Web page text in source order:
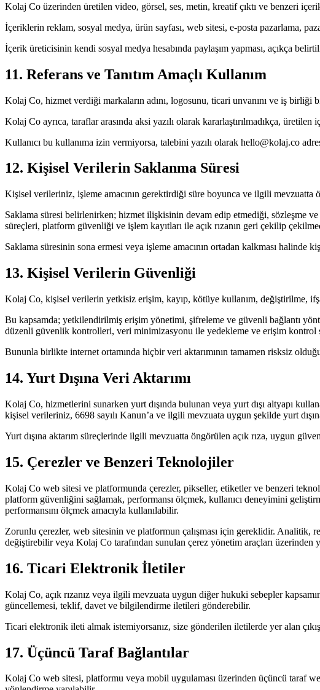
Kolaj Co üzerinden üretilen video, görsel, ses, metin, kreatif çıktı ve benzeri
İçeriklerin reklam, sosyal medya, ürün sayfası, web sitesi, e-posta pazarlama,
İçerik üreticisinin kendi sosyal medya hesabında paylaşım yapması, açıkça
11. Referans ve Tanıtım Amaçlı Kullanım
Kolaj Co, hizmet verdiği markaların adını, logosunu, ticari unvanını ve iş
Kolaj Co ayrıca, taraflar arasında aksi yazılı olarak kararlaştırılmadıkça,
Kullanıcı bu kullanıma izin vermiyorsa, talebini yazılı olarak hello@kolaj.co
12. Kişisel Verilerin Saklanma Süresi
Kişisel verileriniz, işleme amacının gerektirdiği süre boyunca ve ilgili mevzuatta
Saklama süresi belirlenirken; hizmet ilişkisinin devam edip etmediği, sözleşme
süreçleri, platform güvenliği ve işlem kayıtları ile açık rızanın geri çekilip
Saklama süresinin sona ermesi veya işleme amacının ortadan kalkması
13. Kişisel Verilerin Güvenliği
Kolaj Co, kişisel verilerin yetkisiz erişim, kayıp, kötüye kullanım, değiştirilme,
Bu kapsamda; yetkilendirilmiş erişim yönetimi, şifreleme ve güvenli bağlantı
düzenli güvenlik kontrolleri, veri minimizasyonu ile yedekleme ve erişim kontrol
Bununla birlikte internet ortamında hiçbir veri aktarımının tamamen risksiz
14. Yurt Dışına Veri Aktarımı
Kolaj Co, hizmetlerini sunarken yurt dışında bulunan veya yurt dışı altyapı
kişisel verileriniz, 6698 sayılı Kanun’a ve ilgili mevzuata uygun şekilde yurt
Yurt dışına aktarım süreçlerinde ilgili mevzuatta öngörülen açık rıza, uygun
15. Çerezler ve Benzeri Teknolojiler
Kolaj Co web sitesi ve platformunda çerezler, pikseller, etiketler ve benzeri
platform güvenliğini sağlamak, performansı ölçmek, kullanıcı deneyimini
performansını ölçmek amacıyla kullanılabilir.
Zorunlu çerezler, web sitesinin ve platformun çalışması için gereklidir. Analitik,
değiştirebilir veya Kolaj Co tarafından sunulan çerez yönetim araçları
16. Ticari Elektronik İletiler
Kolaj Co, açık rızanız veya ilgili mevzuata uygun diğer hukuki sebepler
güncellemesi, teklif, davet ve bilgilendirme iletileri gönderebilir.
Ticari elektronik ileti almak istemiyorsanız, size gönderilen iletilerde yer alan
17. Üçüncü Taraf Bağlantılar
Kolaj Co web sitesi, platformu veya mobil uygulaması üzerinden üçüncü taraf